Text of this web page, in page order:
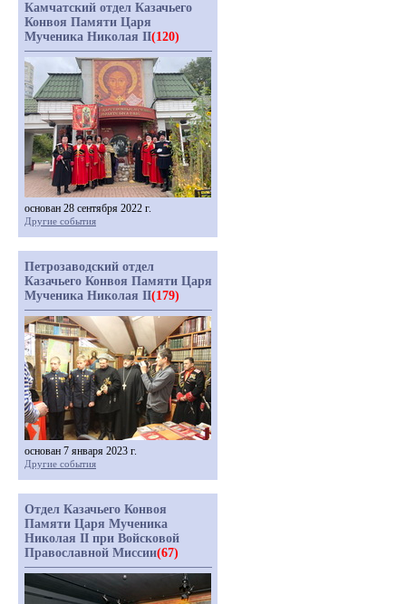
Камчатский отдел Казачьего
Конвоя Памяти Царя
Мученика Николая II(120)
основан 28 сентября 2022 г.
Другие события
Петрозаводский отдел
Казачьего Конвоя Памяти Царя
Мученика Николая II(179)
основан 7 января 2023 г.
Другие события
Отдел Казачьего Конвоя
Памяти Царя Мученика
Николая II при Войсковой
Православной Миссии(67)